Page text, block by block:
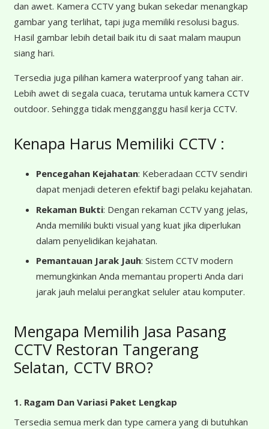
dan awet. Kamera CCTV yang bukan sekedar menangkap
gambar yang terlihat, tapi juga memiliki resolusi bagus.
Hasil gambar lebih detail baik itu di saat malam maupun
siang hari.
Tersedia juga pilihan kamera waterproof yang tahan air.
Lebih awet di segala cuaca, terutama untuk kamera CCTV
outdoor. Sehingga tidak mengganggu hasil kerja CCTV.
Kenapa Harus Memiliki CCTV :
Pencegahan Kejahatan: Keberadaan CCTV sendiri
dapat menjadi deteren efektif bagi pelaku kejahatan.
Rekaman Bukti: Dengan rekaman CCTV yang jelas,
Anda memiliki bukti visual yang kuat jika diperlukan
dalam penyelidikan kejahatan.
Pemantauan Jarak Jauh: Sistem CCTV modern
memungkinkan Anda memantau properti Anda dari
jarak jauh melalui perangkat seluler atau komputer.
Mengapa Memilih Jasa Pasang
CCTV Restoran Tangerang
Selatan, CCTV BRO?
1. Ragam Dan Variasi Paket Lengkap
Tersedia semua merk dan type camera yang di butuhkan